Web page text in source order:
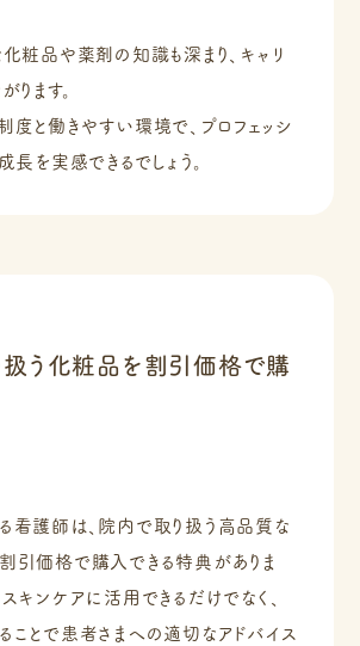
粧品や薬剤の知識も深まり、キャリ
ります。
と働きやすい環境で、プロフェッシ
長を実感できるでしょう。
う化粧品を割引価格で購
看護師は、院内で取り扱う高品質な
引価格で購入できる特典がありま
キンケアに活用できるだけでなく、
ことで患者さまへの適切なアドバイス